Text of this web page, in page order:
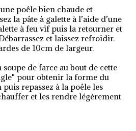
poêle bien chaude et
la pâte à galette à l’aide d’une
à feu vif puis la retourner et
et laissez refroidir.
de 10cm de largeur.
de farce au bout de cette
pour obtenir la forme du
puis repassez à la poêle les
et les rendre légèrement